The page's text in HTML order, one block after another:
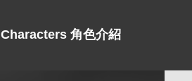
Characters 角色介紹